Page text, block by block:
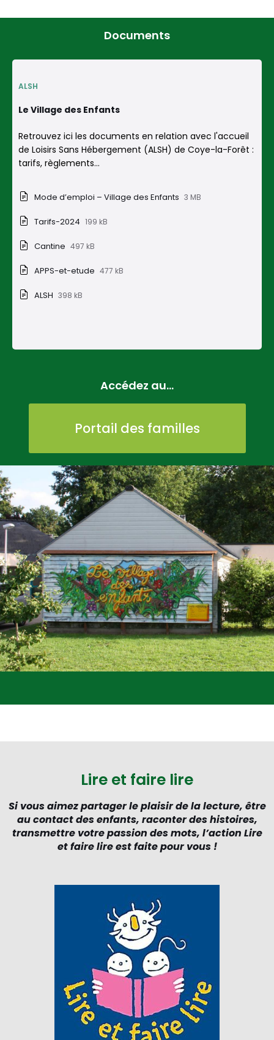
Documents
ALSH
Le Village des Enfants
Retrouvez ici les documents en relation avec l'accueil
de Loisirs Sans Hébergement (ALSH) de Coye-la-Forêt :
tarifs, règlements...
Mode d’emploi – Village des Enfants 3 MB
Tarifs-2024 199 kB
Cantine 497 kB
APPS-et-etude 477 kB
ALSH 398 kB
Accédez au...
Portail des familles
Lire et faire lire
Si vous aimez partager le plaisir de la lecture, être
au contact des enfants, raconter des histoires,
transmettre votre passion des mots, l’action Lire
et faire lire est faite pour vous !